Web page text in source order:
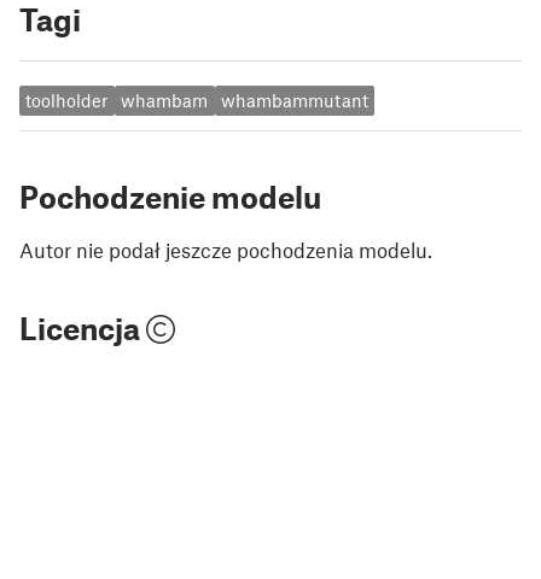
Tagi
toolholder whambam whambammutant
Pochodzenie modelu
Autor nie podał jeszcze pochodzenia modelu.
Licencja